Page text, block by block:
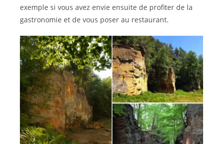
exemple si vous avez envie ensuite de profiter de la
gastronomie et de vous poser au restaurant.